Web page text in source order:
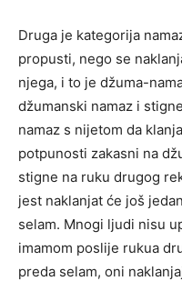
Druga je kategorija
propusti, nego se
njega, i to je džuma-
džumanski namaz i
namaz s nijetom da
potpunosti zakasni na
stigne na ruku drugog
jest naklanjat će još
selam. Mnogi ljudi nisu
imamom poslije rukua
preda selam, oni